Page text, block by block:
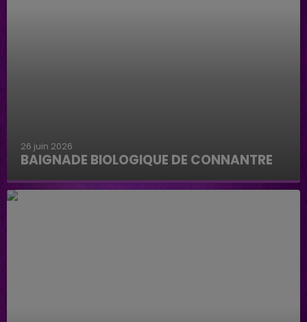
26 juin 2026
BAIGNADE BIOLOGIQUE DE CONNANTRE
Baignade biologique de Connantre